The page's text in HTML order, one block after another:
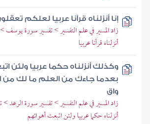
إنا أنزلناه قرآنا عربيا لعلكم
زاد المسير في علم التفسير > تفسير سورة يوسف >
أنزلناه قرآنا عربيا
وكذلك أنزلناه حكما عربيا ولئن
بعدما جاءك من العلم ما لك من
واق
زاد المسير في علم التفسير > تفسير سورة الرعد
أنزلناه حكما عربيا ولئن اتبعت أهوائهم